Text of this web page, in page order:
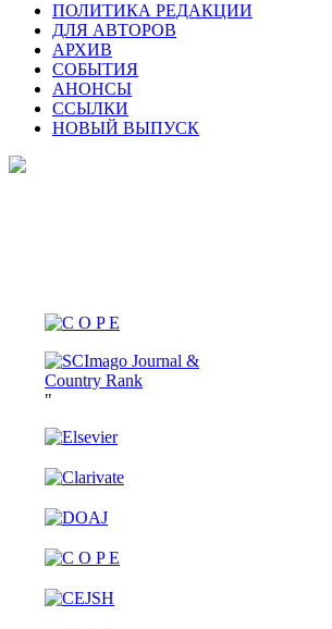
ПОЛИТИКА РЕДАКЦИИ
ДЛЯ АВТОРОВ
АРХИВ
СОБЫТИЯ
АНОНСЫ
ССЫЛКИ
НОВЫЙ ВЫПУСК
"